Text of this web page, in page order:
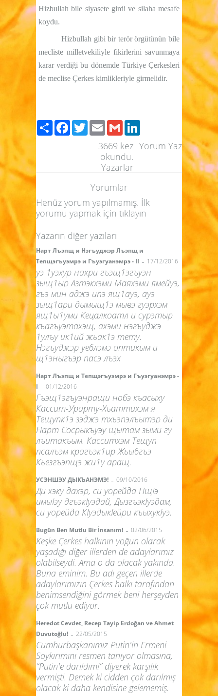
Hizbullah bile siyasete girdi ve silaha mesafe
koydu.
Hizbullah gibi bir terör örgütünün bile
mecliste milletvekiliyle fikirlerini savunmaya
karar verdiği bu dönemde Türkiye Çerkesleri
de meclise Çerkes kimlikleriyle girmelidir.
PaylaşFacebook
TwitterEmailGmail
Yorum Yaz
3669 kez
okundu.
Yazarlar
Yorumlar
Henüz yorum yapılmamış. İlk
yorumu yapmak için tıklayın
Yazarın diğer yazıları
Нарт Лъэпщ и Нэгъуджэр Лъэпщ и
Тепщэгъуэмрэ и Гъуэгуанэмрэ - II - 17/12/2016
уэ 1уэхур нахри гъэщ1эгъуэн
зыщ1ыр Азтэкхэми Маяхэми ямейуэ,
гъэ мин аджэ ипэ ящ1ауэ, ауэ
зыщ1ари дымыщ1э мывэ гуэрхэм
ящ1ы1уми Кецалкоатл и сурэтыр
къагъуэтахэщ, ахэми нэгъуджэ
1улъу ик1ий жьак1э тету.
Нэгъуджэр уеблэмэ оптикым и
щ1эныгъэр пасэ лъэх
Нарт Лъэпщ и Тепщэгъуэмрэ и Гъуэгуанэмрэ -
I - 01/12/2016
Гъэщ1эгъуэнращи нобэ къасыху
Кассит-Урарту-Хьаттихэм я
Тещупк1э зэджэ тхьэпэлъытэр ди
Нарт Сосрыкъуэу щытам зыми гу
лъитакъым. Касситхэм Тещуп
псалъэм крагъэк1ир Жьыбгъэ
Кьезгъэпщэ жи1у аращ.
УСЭНШЭУ ДЫКЪАНЭМЭ! - 09/10/2016
Ди хэку дахэр, си уорейда ПщIэ
имыIэу дгъэкIуэдай, ДызгъэкIуэдам,
си уорейда КIуэдыкIейри къыхукIуэ.
Bugün Ben Mutlu Bir İnsanım! - 02/06/2015
Keşke Çerkes halkının yoğun olarak
yaşadığı diğer illerden de adaylarımız
olabilseydi. Ama o da olacak yakında.
Buna eminim. Bu adı geçen illerde
adaylarımızın Çerkes halkı tarafından
benimsendiğini görmek beni herşeyden
çok mutlu ediyor.
Heredot Cevdet, Recep Tayip Erdoğan ve Ahmet
Duvutoğlu! - 22/05/2015
Cumhurbaşkanımız Putin'in Ermeni
Soykırımını resmen tanıyor olmasına,
“Putin'e darıldım!” diyerek karşılık
vermişti. Demek ki cidden çok darılmış
olacak ki daha kendisine gelememiş.